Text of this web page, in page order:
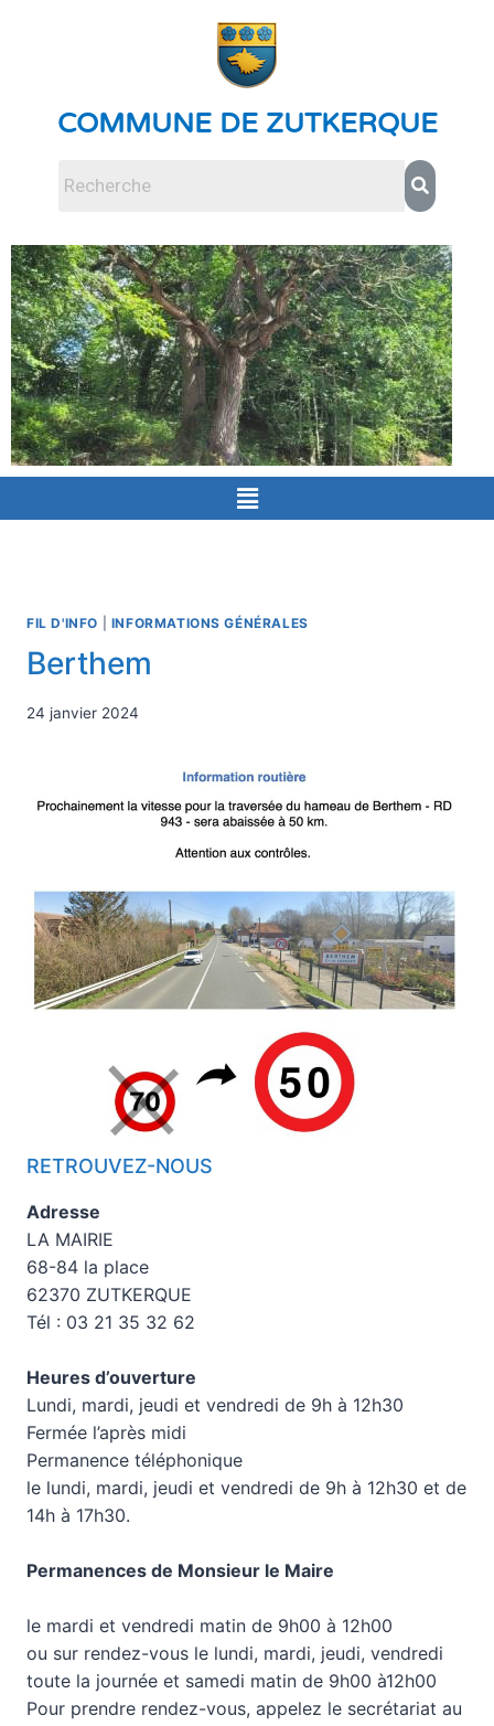
COMMUNE DE ZUTKERQUE
FIL D'INFO INFORMATIONS GÉNÉRALES
Berthem
24 janvier 2024
RETROUVEZ-NOUS
Adresse
LA MAIRIE
68-84 la place
62370 ZUTKERQUE
Tél : 03 21 35 32 62
Heures d’ouverture
Lundi, mardi, jeudi et vendredi de 9h à 12h30
Fermée l’après midi
Permanence téléphonique
le lundi, mardi, jeudi et vendredi de 9h à 12h30 et de
14h à 17h30.
Permanences de Monsieur le Maire
le mardi et vendredi matin de 9h00 à 12h00
ou sur rendez-vous le lundi, mardi, jeudi, vendredi
toute la journée et samedi matin de 9h00 à12h00
Pour prendre rendez-vous, appelez le secrétariat au